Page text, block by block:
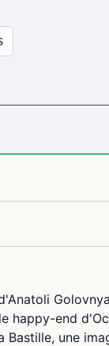
happy-end
une